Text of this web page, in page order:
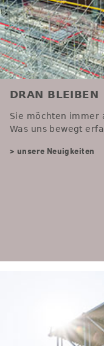
DRAN BLEIBEN
Sie möchten immer
Was uns bewegt
> unsere Neuigkeiten